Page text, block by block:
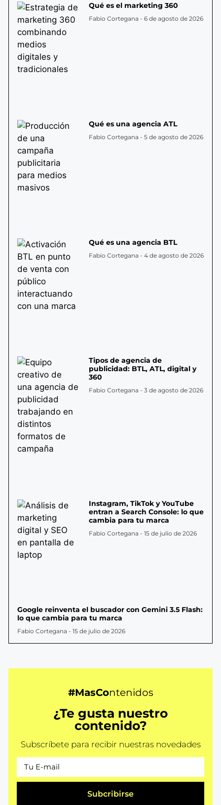
Qué es el marketing 360
Fabio Cortegana 6 de agosto de 2026
Qué es una agencia ATL
Fabio Cortegana 5 de agosto de 2026
Qué es una agencia BTL
Fabio Cortegana 4 de agosto de 2026
Tipos de agencia de
publicidad: BTL, ATL, digital y
360
Fabio Cortegana 3 de agosto de 2026
Instagram, TikTok y YouTube
entran a Search Console: lo que
cambia para tu marca
Fabio Cortegana 15 de julio de 2026
Google reinventa el buscador con Gemini 3.5 Flash:
lo que cambia para tu marca
Fabio Cortegana 15 de julio de 2026
#MasContenidos
¿Te gusta nuestro
contenido?
Subscríbete para recibir nuestras novedades
Subcribirse